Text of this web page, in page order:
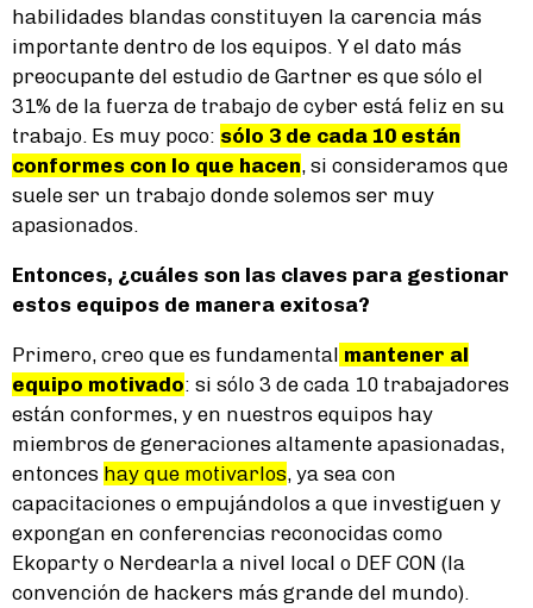
habilidades blandas constituyen la carencia más
importante dentro de los equipos. Y el dato más
preocupante del estudio de Gartner es que sólo el
31% de la fuerza de trabajo de cyber está feliz en su
trabajo. Es muy poco: sólo 3 de cada 10 están
conformes con lo que hacen, si consideramos que
suele ser un trabajo donde solemos ser muy
apasionados.
Entonces, ¿cuáles son las claves para gestionar
estos equipos de manera exitosa?
Primero, creo que es fundamental mantener al
equipo motivado: si sólo 3 de cada 10 trabajadores
están conformes, y en nuestros equipos hay
miembros de generaciones altamente apasionadas,
entonces hay que motivarlos, ya sea con
capacitaciones o empujándolos a que investiguen y
expongan en conferencias reconocidas como
Ekoparty o Nerdearla a nivel local o DEF CON (la
convención de hackers más grande del mundo).